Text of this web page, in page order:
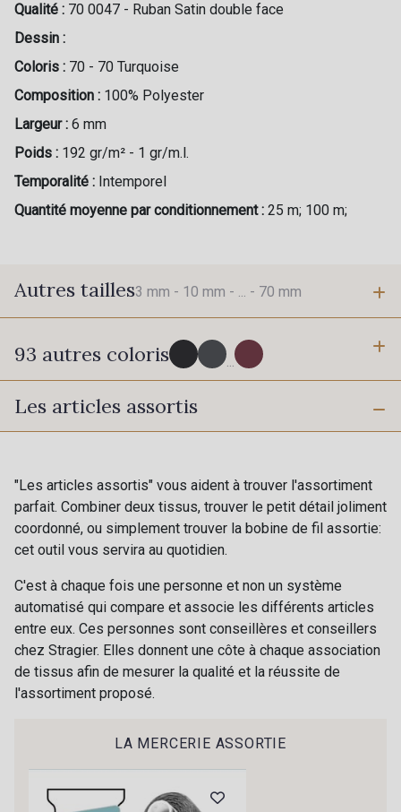
Qualité : 70 0047 - Ruban Satin double face
Dessin :
Coloris : 70 - 70 Turquoise
Composition : 100% Polyester
Largeur : 6 mm
Poids : 192 gr/m² - 1 gr/m.l.
Temporalité : Intemporel
Quantité moyenne par conditionnement : 25 m; 100 m;
Autres tailles3 mm - 10 mm - ... - 70 mm
3 mm 10 mm
16 mm
70 mm
93 autres coloris ...
725 - 725 Noir
30 - 30 Silver 401 - 401 Blanc
405 - 405 Porcelaine 23 - 23 Natural
09 - 09 Crème
614 - 614 White Coffee
27 - 27 Beige 29 - 29 Sable
254 - 254 Misty Rose
Les articles assortis
"Les articles assortis" vous aident à trouver l'assortiment
parfait. Combiner deux tissus, trouver le petit détail joliment
coordonné, ou simplement trouver la bobine de fil assortie:
cet outil vous servira au quotidien.
C'est à chaque fois une personne et non un système
automatisé qui compare et associe les différents articles
entre eux. Ces personnes sont conseillères et conseillers
chez Stragier. Elles donnent une côte à chaque association
de tissus afin de mesurer la qualité et la réussite de
l'assortiment proposé.
LA MERCERIE ASSORTIE
Cadeau : 10% offerts sur votre
commande !